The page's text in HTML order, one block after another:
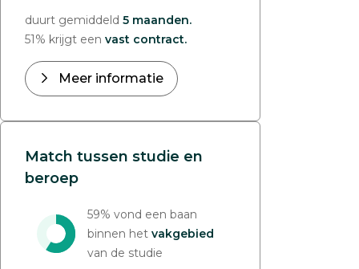
duurt gemiddeld 5 maanden.
51% krijgt een vast contract.
Meer informatie
Match tussen studie en
beroep
59% vond een baan
binnen het vakgebied
van de studie